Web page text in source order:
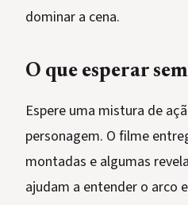
dominar a cena.
O que esperar
Espere uma mistura de
personagem. O filme
montadas e algumas
ajudam a entender o arco